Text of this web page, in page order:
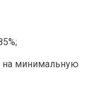
на минимальную